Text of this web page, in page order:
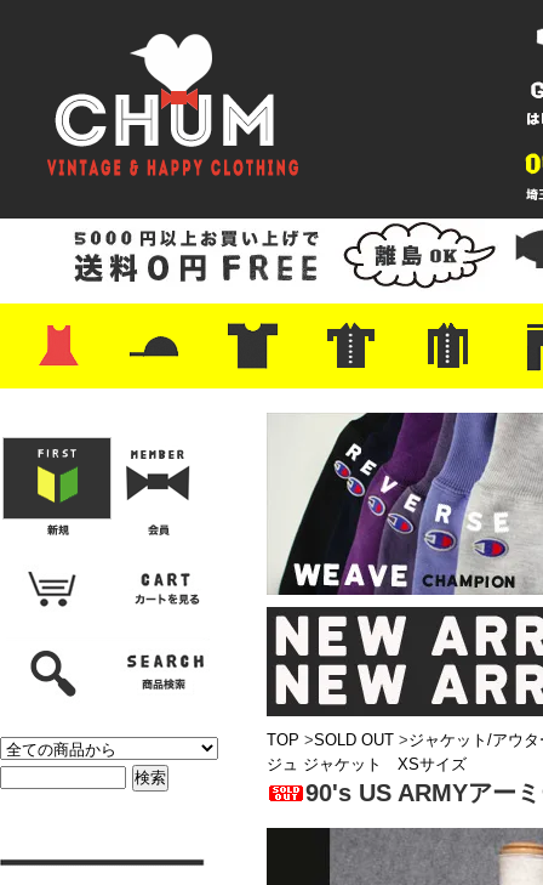
・レザーシューズ/スニーカー
・プリントTシャツ
・バンド/ツアー
・キャラクター
・Nike/adidas/スポーツ
・チャンピオン
・サーフ/スケート
・ボーダー/総柄/無地
・フットボール/リンガー
・タンクトップ/NBA・ポロシャツ
・半袖シャツ
・アロハ/サーフ/ボーリング
・ラルフ/ブランド
・無地/チェック/ストラ
・ワーク/ミリタリー/ウ
・ネル/ウール ・ショ
・アウ
・ジー
・
・ミリ
・コー
・コッ
・オー
・ジャ
ン
TOP >SOLD OUT >ジャケット/アウタ
ジュ ジャケット XSサイズ
90's US ARMYアー